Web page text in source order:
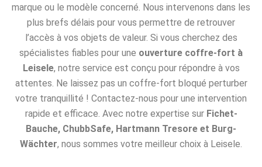
marque ou le modèle concerné. Nous intervenons dans les
plus brefs délais pour vous permettre de retrouver
l’accès à vos objets de valeur. Si vous cherchez des
spécialistes fiables pour une ouverture coffre-fort à
Leisele, notre service est conçu pour répondre à vos
attentes. Ne laissez pas un coffre-fort bloqué perturber
votre tranquillité ! Contactez-nous pour une intervention
rapide et efficace. Avec notre expertise sur Fichet-
Bauche, ChubbSafe, Hartmann Tresore et Burg-
Wächter, nous sommes votre meilleur choix à Leisele.